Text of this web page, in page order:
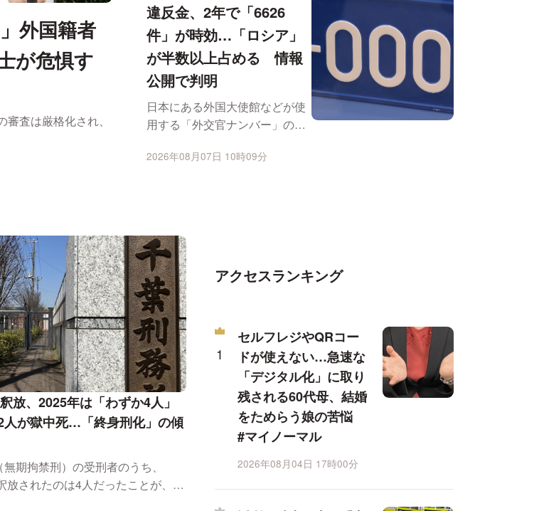
外国籍者
が危惧す
査は厳格化され、
違反金、2年で「6626
件」が時効…「ロシア」
が半数以上占める 情報
公開で判明
日本にある外国大使館などが使
用する「外交官ナンバー」の車
違反金が支払われ...
2026年08月07日 10時09分
放、2025年は「わずか4人」
人が獄中死…「終身刑化」の傾
期拘禁刑）の受刑者のうち、
放されたのは4人だったことが、法
アクセスランキング
セルフレジやQRコー
ドが使えない…急速な
「デジタル化」に取り
残される60代母、結婚
をためらう娘の苦悩
#マイノーマル
2026年08月04日 17時00分